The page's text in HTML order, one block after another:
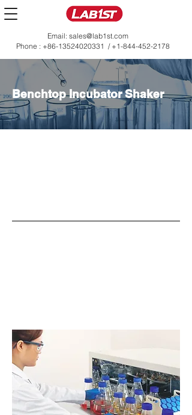
Email: sales@lab1st.com
Phone : +86-13524020331 / +1-844-452-2178
Benchtop Incubator Shaker